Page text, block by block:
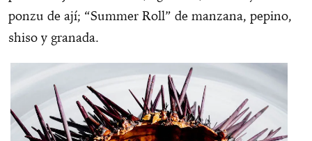
ponzu de ají; “Summer Roll” de manzana, pepino,
shiso y granada.